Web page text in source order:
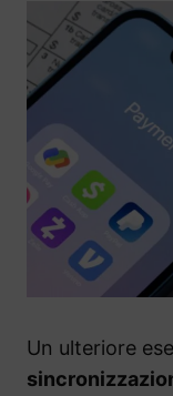
Un ulteriore